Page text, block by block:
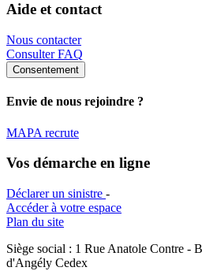
Aide et contact
Nous contacter
Consulter FAQ
Consentement
Envie de nous rejoindre ?
MAPA recrute
Vos démarche en ligne
Déclarer un sinistre -
Accéder à votre espace
Plan du site
Siège social : 1 Rue Anatole Contre -
d'Angély Cedex